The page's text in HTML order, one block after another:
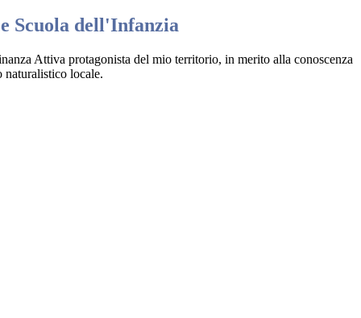
Scuola dell'Infanzia
Attiva protagonista del mio territorio, in merito alla conoscenza
naturalistico locale.